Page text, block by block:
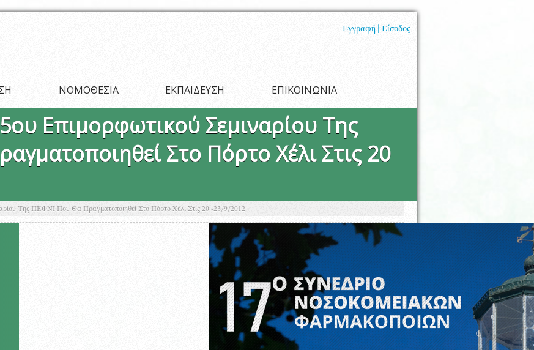
Εγγραφή |
Είσοδος
ΝΟΜΟΘΕΣΙΑ ΕΚΠΑΙΔΕΥΣΗ ΕΠΙΚΟΙΝΩΝΙΑ
Επιμορφωτικού Σεμιναρίου Της
Στο Πόρτο Χέλι Στις 20
Της ΠΕΦΝΙ Που Θα Πραγματοποιηθεί Στο Πόρτο Χέλι Στις 20 -23/9/2012